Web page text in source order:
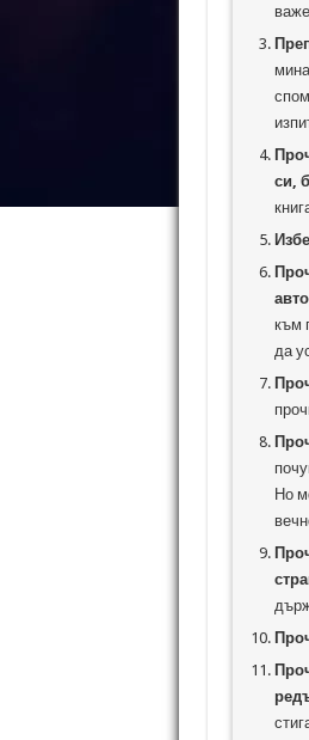
си,
към
да
Но